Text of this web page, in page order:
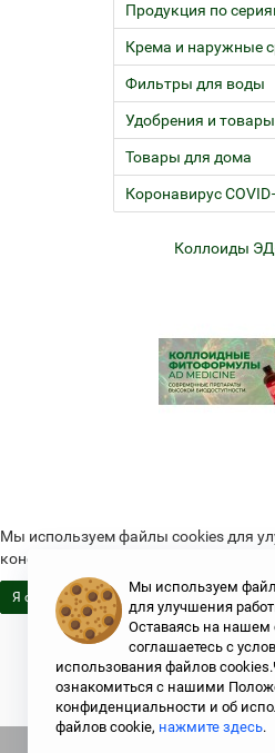
Продукция по
Крема и наружные
Фильтры для воды
Удобрения и
Товары для дома
Коронавирус
Коллоиды
Мы используем файлы cookies для
конфиденциальности и об
Я согласен
Мы используем
для улучшения
Оставаясь на нашем
соглашаетесь с
использования файлов
ознакомиться с нашими
конфиденциальности и об
файлов cookie, нажмите здесь.